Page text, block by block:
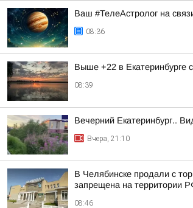
Ваш #ТелеАстролог на
08:36
Выше +22 в Екатеринбурге
08:39
Вечерний Екатеринбург..
Вчера, 21:10
В Челябинске продали с
запрещена на территории
08:46